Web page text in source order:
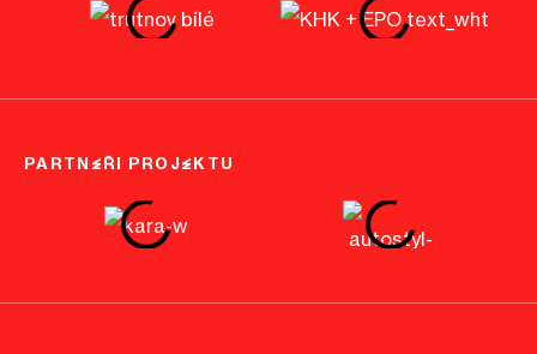
PARTNEŘI PROJEKTU